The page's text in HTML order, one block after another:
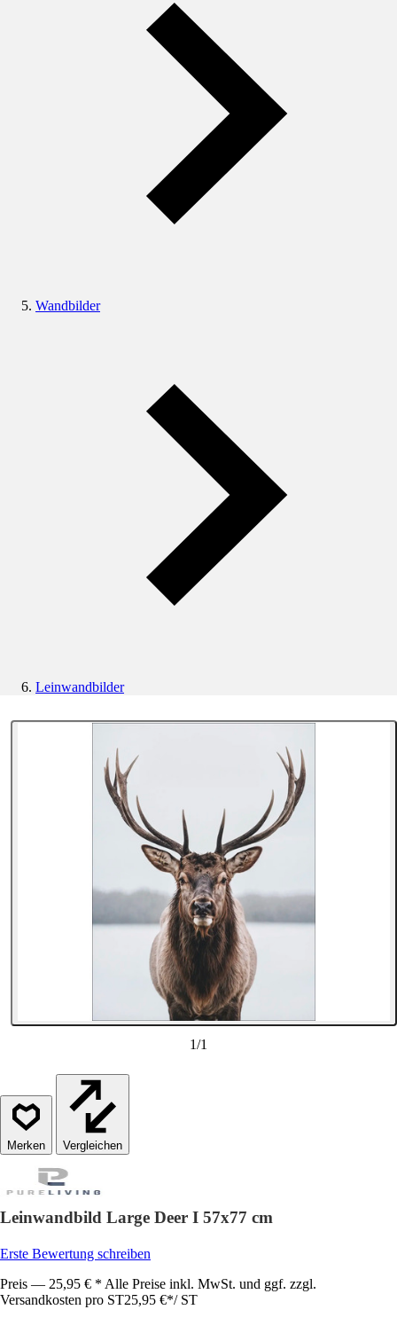
Wandbilder
Leinwandbilder
1/1
Vergleichen
Leinwandbild Large Deer I 57x77 cm
Erste Bewertung schreiben
Preis — 25,95 € * Alle Preise inkl. MwSt. und ggf. zzgl.
Versandkosten pro ST25,95 €*/ ST